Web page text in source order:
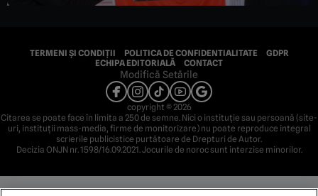
TERMENI ȘI CONDIȚII POLITICA DE CONFIDENTIALITATE
GDPR
ECHIPA EDITORIALĂ
CONTACT
Modifică Setările
copyright © 2026
Citarea se poate face în limita a 250 de semne. Nici o instituţie sau persoană (site-
uri, instituţii mass-media, firme de monitorizare) nu poate reproduce integral
scrierile publicistice purtătoare de Drepturi de Autor.
Decizia ONJN nr. 1598/16.09.2021. Jocurile de noroc sunt interzise minorilor.